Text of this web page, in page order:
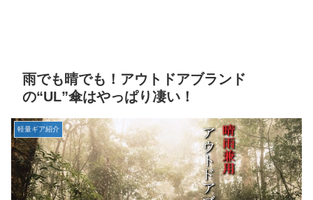
雨でも晴でも！アウトドアブランド
の“UL”傘はやっぱり凄い！
軽量ギア紹介